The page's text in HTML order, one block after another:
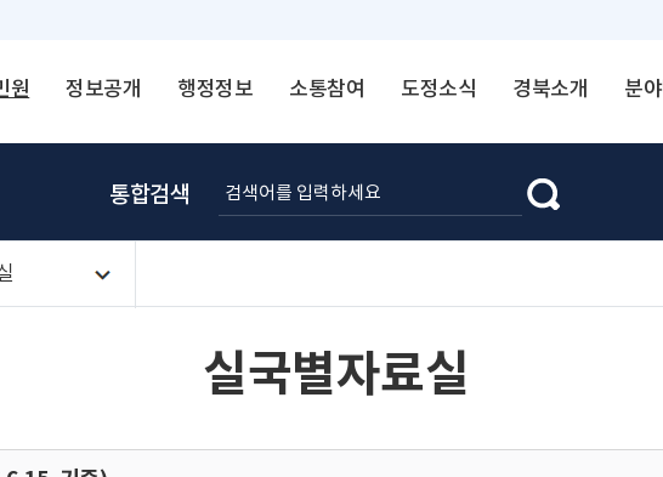
원 정보공개 행정정보 소통참여 도정소식 경북소개 분
통합검색
실국별자료실